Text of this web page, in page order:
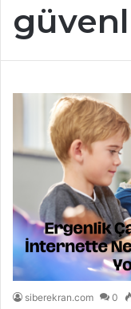
siberekran.com 0